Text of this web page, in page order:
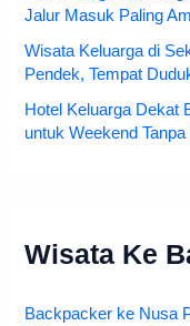
Jalur Masuk Paling
Wisata Keluarga di
Pendek, Tempat
Hotel Keluarga Dekat
untuk Weekend Tanpa
Wisata Ke
Backpacker ke Nusa